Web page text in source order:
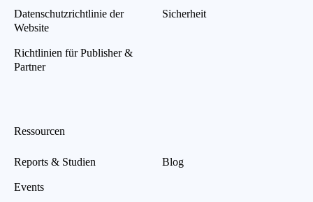
Datenschutzrichtlinie der
Website
Richtlinien für Publisher &
Partner
Sicherheit
Ressourcen
Reports & Studien
Events
Blog